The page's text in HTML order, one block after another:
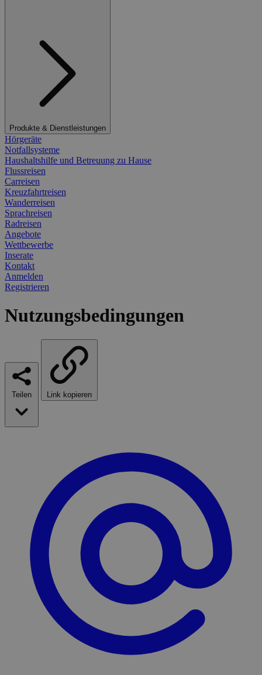
Produkte & Dienstleistungen
Hörgeräte
Notfallsysteme
Haushaltshilfe und Betreuung zu Hause
Flussreisen
Carreisen
Kreuzfahrtreisen
Wanderreisen
Sprachreisen
Radreisen
Angebote
Wettbewerbe
Inserate
Kontakt
Anmelden
Registrieren
Nutzungsbedingungen
Teilen Link kopieren